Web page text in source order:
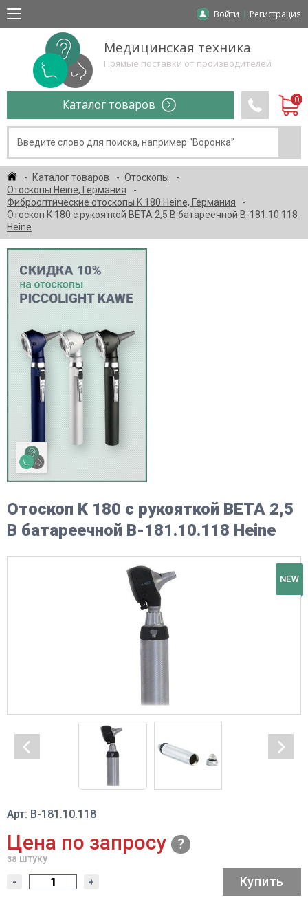
Войти Регистрация
Медицинская техника
Прямые поставки от производителей
Каталог товаров
Каталог товаров
Отоскопы
Отоскопы Heine, Германия
Фиброоптические отоскопы K 180 Heine, Германия
Отоскоп K 180 с рукояткой ВЕТА 2,5 В батареечной В-181.10.118
Heine
Отоскоп K 180 с рукояткой ВЕТА 2,5
В батареечной В-181.10.118 Heine
NEW
Арт: В-181.10.118
Цена по запросу
за штуку
- + Купить